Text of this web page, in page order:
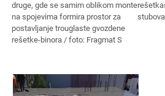
druge, gde se samim oblikom monte
na spojevima formira prostor za
postavljanje trouglaste gvozdene
rešetke-binora / foto: Fragmat S